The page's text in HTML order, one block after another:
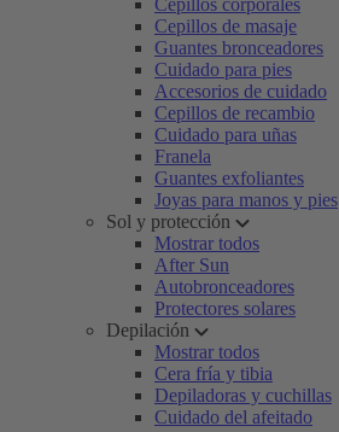
Cepillos corporales
Cepillos de masaje
Guantes bronceadores
Cuidado para pies
Accesorios de cuidado
Cepillos de recambio
Cuidado para uñas
Franela
Guantes exfoliantes
Joyas para manos y pies
Sol y protección
Mostrar todos
After Sun
Autobronceadores
Protectores solares
Depilación
Mostrar todos
Cera fría y tibia
Depiladoras y cuchillas
Cuidado del afeitado